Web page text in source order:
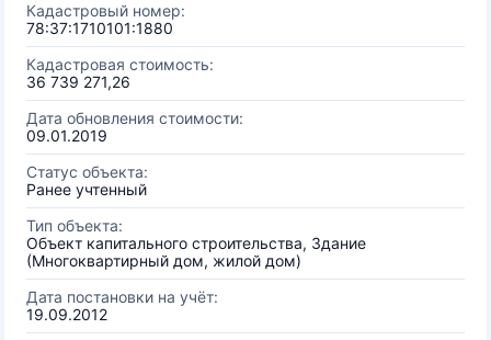
Кадастровый номер:
78:37:1710101:1880
Кадастровая стоимость:
36 739 271,26
Дата обновления стоимости:
09.01.2019
Статус объекта:
Ранее учтенный
Тип объекта:
Объект капитального строительства, Здание
(Многоквартирный дом, жилой дом)
Дата постановки на учёт:
19.09.2012